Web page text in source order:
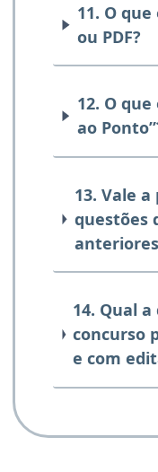
11. O
ou PDF?
12. O
ao
13. Vale
questões
14. Qual
concurso
e com